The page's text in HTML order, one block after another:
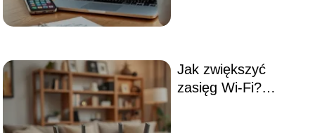
Jak zwiększyć
zasięg Wi-Fi?